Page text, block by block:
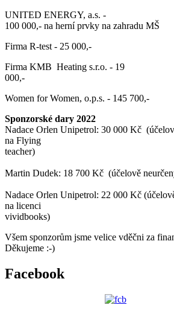
UNITED ENERGY, a.s. -
100 000,- na herní prvky na zahradu MŠ
Firma R-test - 25 000,-
Firma KMB Heating s.r.o. - 19
000,-
Women for Women, o.p.s. - 145 700,-
Sponzorské dary 2022
Nadace Orlen Unipetrol: 30 000 Kč
na Flying
teacher)
Martin Dudek: 18 700 Kč (účelově
Nadace Orlen Unipetrol: 22 000 Kč
na licenci
vividbooks)
Všem sponzorům jsme velice vděčni za
Děkujeme :-)
Facebook